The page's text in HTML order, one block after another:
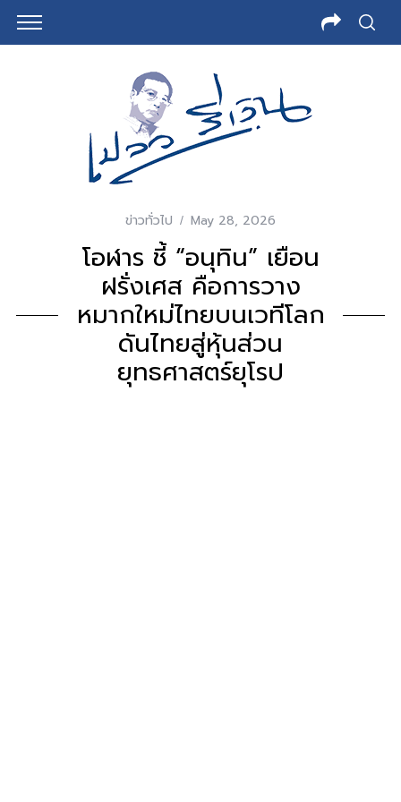
ข่าวทั่วไป May 28, 2026
โอฬาร ชี้ “อนุทิน” เยือน
ฝรั่งเศส คือการวาง
หมากใหม่ไทยบนเวทีโลก
ดันไทยสู่หุ้นส่วน
ยุทธศาสตร์ยุโรป